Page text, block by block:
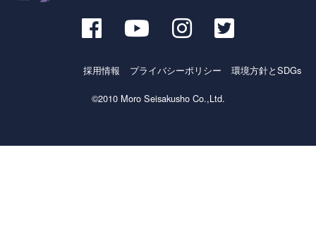
採用情報 プライバシーポリシー 環境方針とSDGs
©2010 Moro Seisakusho Co.,Ltd.